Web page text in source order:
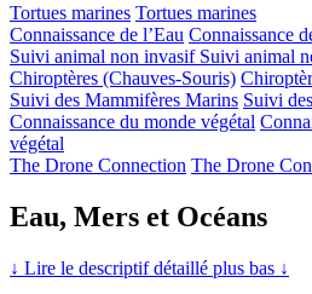
Tortues marines Tortues marines
Connaissance de l’Eau Connaissance
Suivi animal non invasif Suivi animal
Chiroptères (Chauves-Souris)
Suivi des Mammifères Marins Suivi
Connaissance du monde végétal
végétal
The Drone Connection The Drone
Eau, Mers et Océans
↓ Lire le descriptif détaillé plus bas ↓